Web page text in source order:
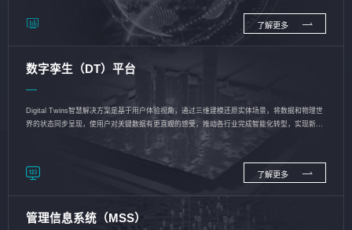
了解更多
数字孪生（DT）平台
Digital Twins智慧解决方案是基于用户体验视角，通过三维建模还原实体场景，将数据和物理世
界的状态同步呈现，使用户对关键数据有更直观的感受，推动各行业完成智能化转型，实现新旧
了解更多
管理信息系统（MSS）